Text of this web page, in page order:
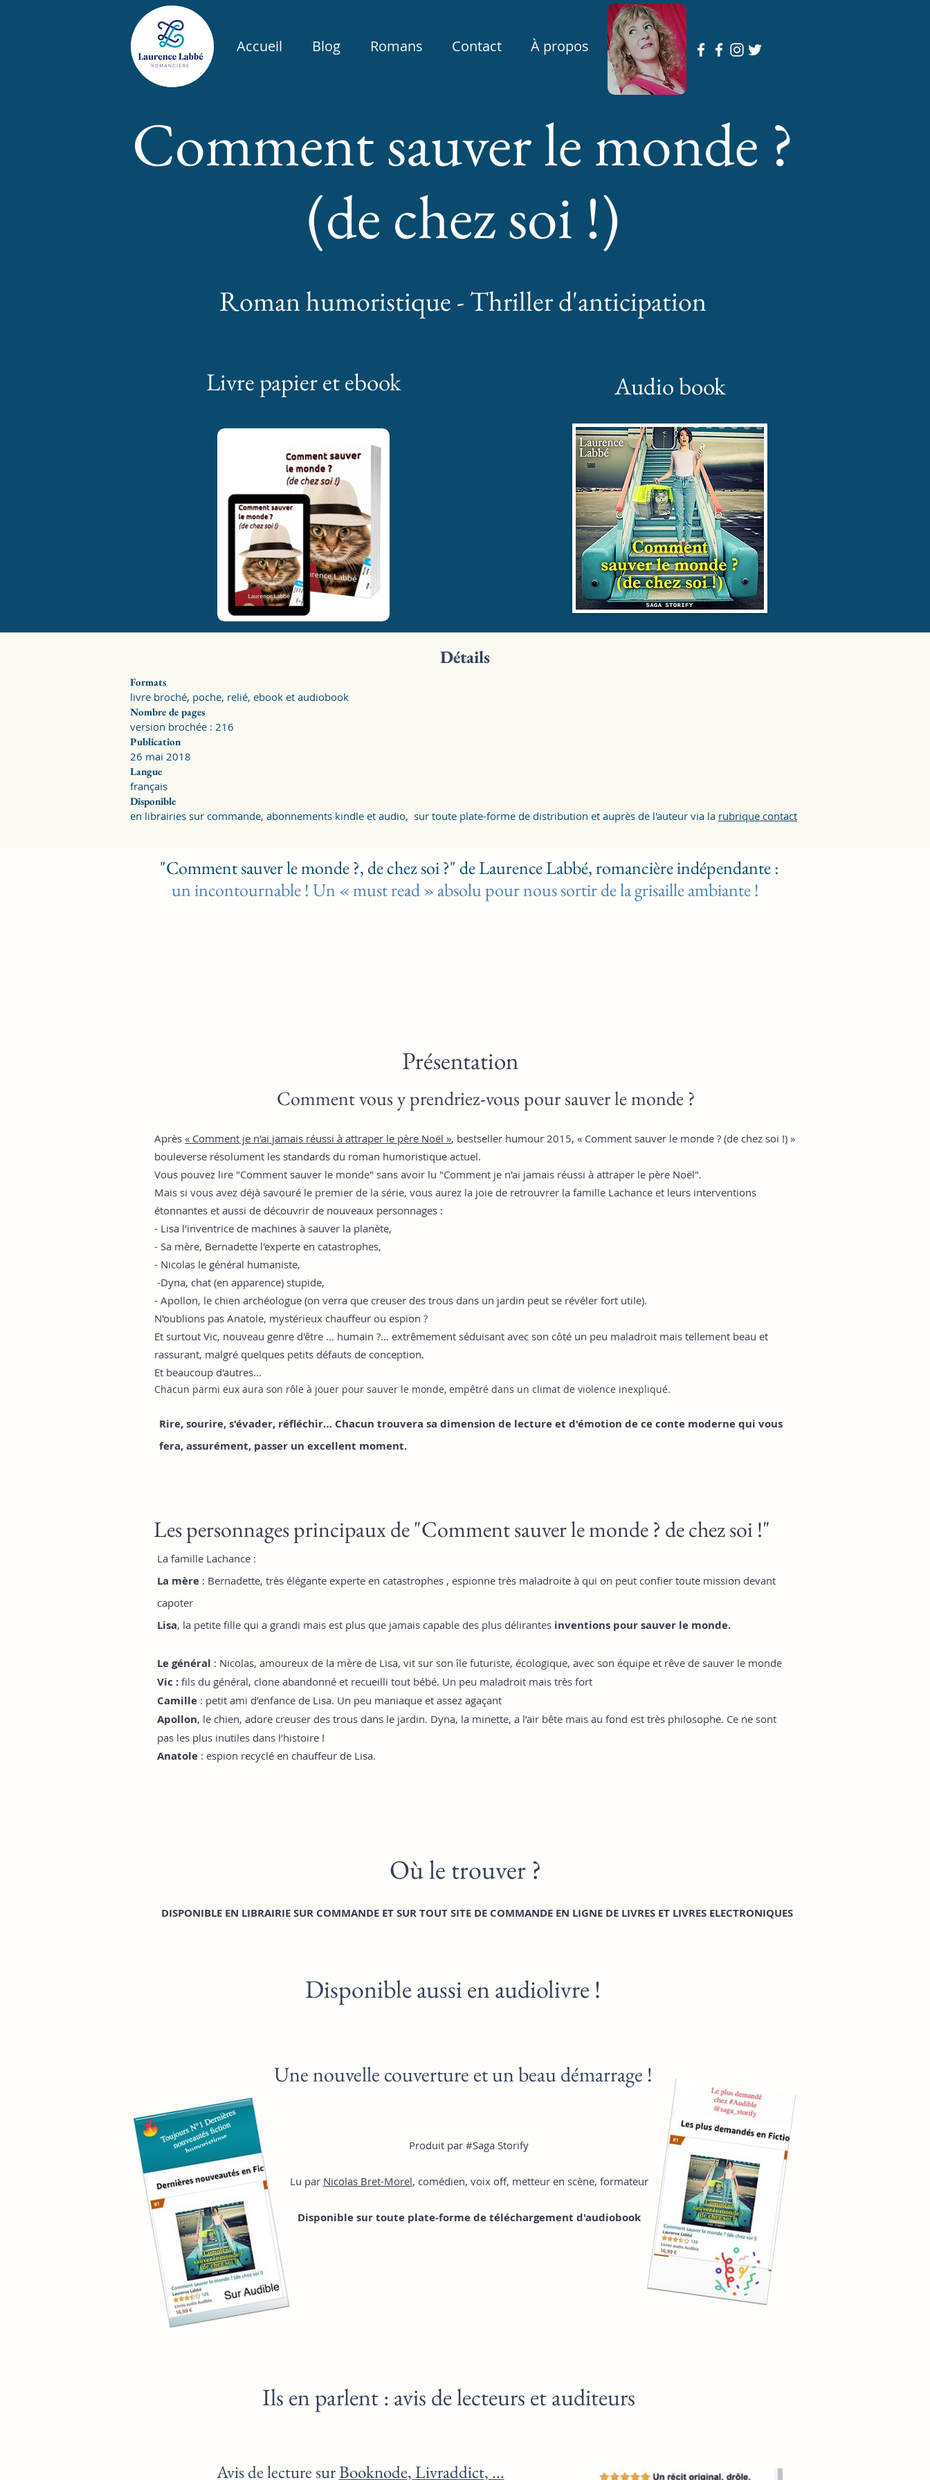
Accueil Blog Romans Contact À propos
Comment sauver le monde ?
(de chez soi !)
Roman humoristique - Thriller d'anticipation
Livre papier et ebook Audio book
Détails
Formats
livre broché, poche, relié, ebook et audiobook
Nombre de pages
version brochée : 216
Publication
26 mai 2018
Langue
français
Disponible
en librairies sur commande, abonnements kindle et audio, sur toute plate-forme de distribution et auprès de l'auteur via la rubrique contact
"Comment sauver le monde ?, de chez soi ?" de Laurence Labbé, romancière indépendante :
un incontournable ! Un « must read » absolu pour nous sortir de la grisaille ambiante !
Disponible aussi en audiolivre !
Une nouvelle couverture et un beau démarrage !
Produit par #Saga Storify
Lu par Nicolas Bret-Morel, comédien, voix off, metteur en scène, formateur
Disponible sur toute plate-forme de téléchargement d'audiobook
Présentation
Comment vous y prendriez-vous pour sauver le monde ?
Après « Comment je n'ai jamais réussi à attraper le père Noël », bestseller humour 2015, « Comment sauver le monde ? (de chez soi !) »
bouleverse résolument les standards du roman humoristique actuel.
Vous pouvez lire "Comment sauver le monde" sans avoir lu "Comment je n'ai jamais réussi à attraper le père Noël".
Mais si vous avez déjà savouré le premier de la série, vous aurez la joie de retrouvrer la famille Lachance et leurs interventions
étonnantes et aussi de découvrir de nouveaux personnages :
- Lisa l'inventrice de machines à sauver la planète,
- Sa mère, Bernadette l'experte en catastrophes,
- Nicolas le général humaniste,
-Dyna, chat (en apparence) stupide,
- Apollon, le chien archéologue (on verra que creuser des trous dans un jardin peut se révéler fort utile).
N'oublions pas Anatole, mystérieux chauffeur ou espion ?
Et surtout Vic, nouveau genre d'être ... humain ?… extrêmement séduisant avec son côté un peu maladroit mais tellement beau et
rassurant, malgré quelques petits défauts de conception.
Et beaucoup d'autres...
Chacun parmi eux aura son rôle à jouer pour sauver le monde, empêtré dans un climat de violence inexpliqué.
Rire, sourire, s'évader, réfléchir… Chacun trouvera sa dimension de lecture et d'émotion de ce conte moderne qui vous
fera, assurément, passer un excellent moment.
Les personnages principaux de "Comment sauver le monde ? de chez soi !"
La famille Lachance :
La mère : Bernadette, très élégante experte en catastrophes , espionne très maladroite à qui on peut confier toute mission devant
capoter
Lisa, la petite fille qui a grandi mais est plus que jamais capable des plus délirantes inventions pour sauver le monde.
Le général : Nicolas, amoureux de la mère de Lisa, vit sur son île futuriste, écologique, avec son équipe et rêve de sauver le monde
Vic : fils du général, clone abandonné et recueilli tout bébé. Un peu maladroit mais très fort
Camille : petit ami d’enfance de Lisa. Un peu maniaque et assez agaçant
Apollon, le chien, adore creuser des trous dans le jardin. Dyna, la minette, a l’air bête mais au fond est très philosophe. Ce ne sont
pas les plus inutiles dans l’histoire !
Anatole : espion recyclé en chauffeur de Lisa.
Où le trouver ?
DISPONIBLE EN LIBRAIRIE SUR COMMANDE ET SUR TOUT SITE DE COMMANDE EN LIGNE DE LIVRES ET LIVRES ELECTRONIQUES
Ils en parlent : avis de lecteurs et auditeurs
Avis de lecture surBooknode, Livraddict, ...